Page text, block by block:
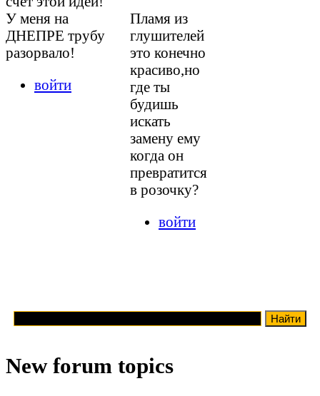
У меня на
ДНЕПРЕ трубу
разорвало!
войти
Пламя из
глушителей
это конечно
красиво,но
где ты
будишь
искать
замену ему
когда он
превратится
в розочку?
войти
New forum topics